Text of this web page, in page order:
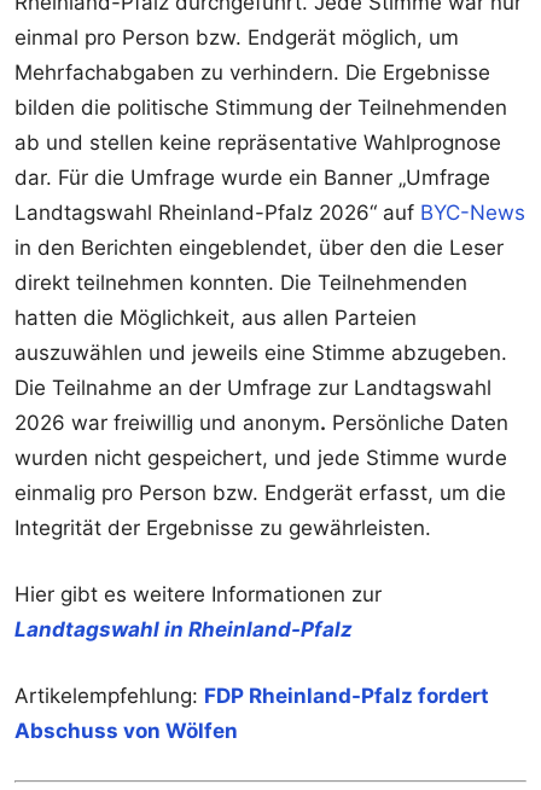
einmal pro Person bzw. Endgerät möglich, um
Mehrfachabgaben zu verhindern. Die Ergebnisse
bilden die politische Stimmung der Teilnehmenden
ab und stellen keine repräsentative Wahlprognose
dar. Für die Umfrage wurde ein Banner „Umfrage
Landtagswahl Rheinland-Pfalz 2026“ auf BYC-News
in den Berichten eingeblendet, über den die Leser
direkt teilnehmen konnten. Die Teilnehmenden
hatten die Möglichkeit, aus allen Parteien
auszuwählen und jeweils eine Stimme abzugeben.
Die Teilnahme an der Umfrage zur Landtagswahl
2026 war freiwillig und anonym. Persönliche Daten
wurden nicht gespeichert, und jede Stimme wurde
einmalig pro Person bzw. Endgerät erfasst, um die
Integrität der Ergebnisse zu gewährleisten.
Hier gibt es weitere Informationen zur
Landtagswahl in Rheinland-Pfalz
Artikelempfehlung: FDP Rheinland-Pfalz fordert
Abschuss von Wölfen